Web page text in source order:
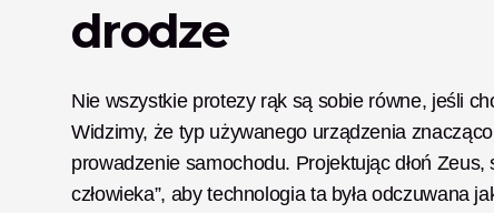
drodze
Nie wszystkie protezy rąk są sobie równe, jeśli
Widzimy, że typ używanego urządzenia
prowadzenie samochodu. Projektując dłoń
człowieka”, aby technologia ta była odczuwana